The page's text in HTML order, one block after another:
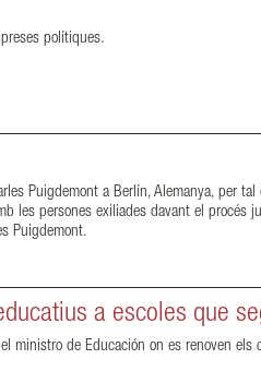
polítiques.
Puigdemont a Berlín, Alemanya, per
les persones exiliades davant el procés
Puigdemont.
a escoles que
ministro de Educación on es renoven els